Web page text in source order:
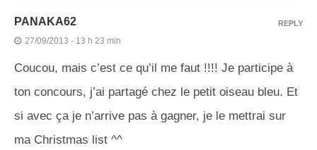
PANAKA62
27/09/2013 - 13 h 23 min
Coucou, mais c’est ce qu’il me faut !!!! Je participe à
ton concours, j’ai partagé chez le petit oiseau bleu. Et
si avec ça je n’arrive pas à gagner, je le mettrai sur
ma Christmas list ^^
REPLY